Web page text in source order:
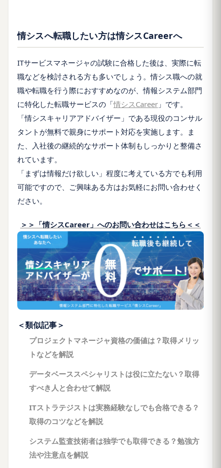
情シスへ転職したい方は情シスCareerへ
ITサービスマネージャの試験に合格した後は、実際に転
職などを検討される方も多いでしょう。情シス職への就
職や転職を行う際におすすめなのが、情報システム部門
に特化した転職サービスの「情シスCareer 」です。
「情シスキャリアアドバイザー」である現役のコンサル
タントが無料で親身にサポート対応を実施します。ま
た、入社後の継続的なサポート体制もしっかりと整備さ
れています。
「まずは情報だけ欲しい」程度に考えている方でも利用
可能ですので、ご興味ある方はお気軽にお問い合わせく
ださい。
＞＞「情シスCareer」へのお問い合わせはこちら＜＜
＜類似記事＞
プロジェクトマネージャ資格の価値は？取得メリッ
トなどを解説
データベーススペシャリストは役に立たない？取得
すべき人と合わせて解説
ITストラテジストは実務経験なしでも合格できる？
取得のコツなどを解説
システム監査技術者は独学でも取得できる？勉強方
法や注意点を解説